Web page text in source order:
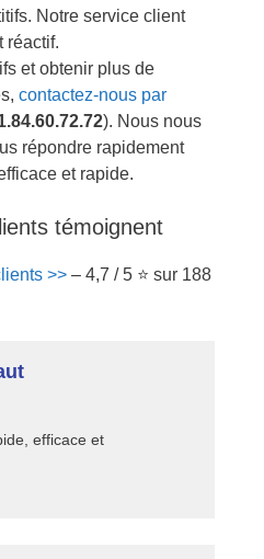
Notre service client
réactif.
et obtenir plus de
contactez-nous par
). Nous nous
répondre rapidement
et rapide.
témoignent
>> – 4,7 / 5 ⭐ sur 188
efficace et